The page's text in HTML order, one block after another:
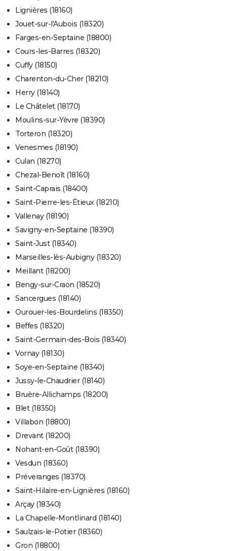
Lignières (18160)
Jouet-sur-l'Aubois (18320)
Farges-en-Septaine (18800)
Cours-les-Barres (18320)
Cuffy (18150)
Charenton-du-Cher (18210)
Herry (18140)
Le Châtelet (18170)
Moulins-sur-Yèvre (18390)
Torteron (18320)
Venesmes (18190)
Culan (18270)
Chezal-Benoît (18160)
Saint-Caprais (18400)
Saint-Pierre-les-Étieux (18210)
Vallenay (18190)
Savigny-en-Septaine (18390)
Saint-Just (18340)
Marseilles-lès-Aubigny (18320)
Meillant (18200)
Bengy-sur-Craon (18520)
Sancergues (18140)
Ourouer-les-Bourdelins (18350)
Beffes (18320)
Saint-Germain-des-Bois (18340)
Vornay (18130)
Soye-en-Septaine (18340)
Jussy-le-Chaudrier (18140)
Bruère-Allichamps (18200)
Blet (18350)
Villabon (18800)
Drevant (18200)
Nohant-en-Goût (18390)
Vesdun (18360)
Préveranges (18370)
Saint-Hilaire-en-Lignières (18160)
Arçay (18340)
La Chapelle-Montlinard (18140)
Saulzais-le-Potier (18360)
Gron (18800)